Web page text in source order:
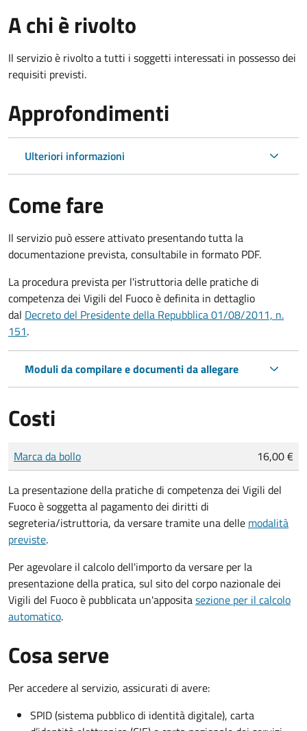
A chi è rivolto
Il servizio è rivolto a tutti i soggetti interessati in possesso dei
requisiti previsti.
Approfondimenti
Ulteriori informazioni
Come fare
Il servizio può essere attivato presentando tutta la
documentazione prevista, consultabile in formato PDF.
La procedura prevista per l'istruttoria delle pratiche di
competenza dei Vigili del Fuoco è definita in dettaglio
dal Decreto del Presidente della Repubblica 01/08/2011, n.
151.
Moduli da compilare e documenti da allegare
Costi
Tipo di pagamento
Importo
Marca da bollo 16,00 €
La presentazione della pratiche di competenza dei Vigili del
Fuoco è soggetta al pagamento dei diritti di
segreteria/istruttoria, da versare tramite una delle modalità
previste.
Per agevolare il calcolo dell'importo da versare per la
presentazione della pratica, sul sito del corpo nazionale dei
Vigili del Fuoco è pubblicata un'appositasezione per il calcolo
automatico.
Cosa serve
Per accedere al servizio, assicurati di avere:
SPID (sistema pubblico di identità digitale), carta